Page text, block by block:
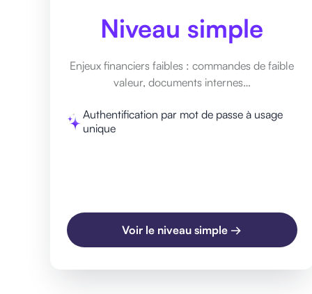
Niveau simple
Enjeux financiers faibles : commandes de faible
valeur, documents internes…
Authentification par mot de passe à usage
unique
Voir le niveau simple →